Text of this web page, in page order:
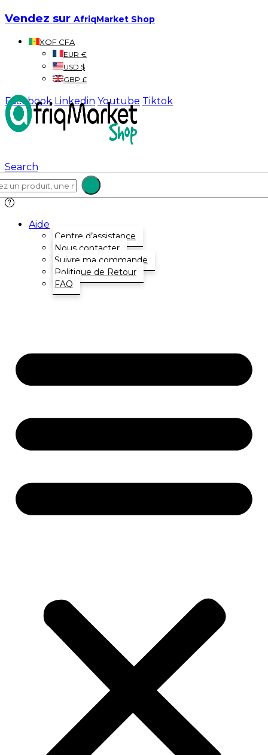
Vendez sur AfriqMarket Shop
XOF CFA
EUR €
USD $
GBP £
Facebook Linkedin Youtube Tiktok
Search
Aide
Centre d’assistance
Nous contacter
Suivre ma commande
Politique de Retour
FAQ